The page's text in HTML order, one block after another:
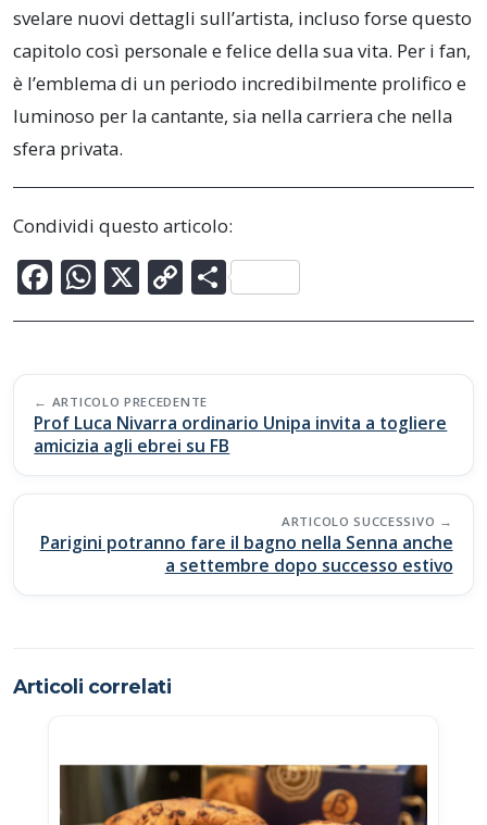
svelare nuovi dettagli sull’artista, incluso forse questo
capitolo così personale e felice della sua vita. Per i fan,
è l’emblema di un periodo incredibilmente prolifico e
luminoso per la cantante, sia nella carriera che nella
sfera privata.
Condividi questo articolo:
F
ac
b
o
o
k
W
h
s
A
p
p
X C
o
y
Li
n
k
C
o
di
vi
di
Post
navigation
ARTICOLO PRECEDENTE
Prof Luca Nivarra ordinario Unipa invita a togliere
amicizia agli ebrei su FB
ARTICOLO SUCCESSIVO
Parigini potranno fare il bagno nella Senna anche
a settembre dopo successo estivo
Articoli correlati